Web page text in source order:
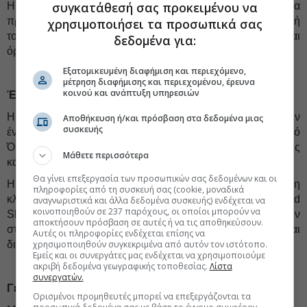
Η ολοκλήρωση της πώλησης αναμένεται να
πραγματοποιηθεί εντός του Μαΐου 2026, με την υπογραφή
του οριστικού συμβολαίου, υπό τις συνήθεις αιρέσεις και
όρους για συναλλαγές αυτού του τύπου.
Έναρξη στρατηγικής συνεργασίας
Η Εταιρεία υπέγραψε την 6η Απριλίου 2026 σύμβαση για την
έναρξη στρατηγικής συνεργασίας με τον διεθνή τεχνολογικό
Όμιλο Skyworth, έναν από τους μεγαλύτερους
κατασκευαστές ηλεκτρικών και ηλεκτρονικών συσκευών.
Η συνεργασία αφορά την αποκλειστική διάθεση
κλιματιστικών και «λευκών» οικιακών συσκευών του brand
Skyworth στην ελληνική αγορά και εντάσσεται στον
στρατηγικό σχεδιασμό της Εταιρείας για την ενίσχυση και
διεύρυνση του προϊοντικού της χαρτοφυλακίου.
Γεωπολιτικό γεγονός – ΔΛΠ 10
συγκατάθεσή σας προκειμένου να
χρησιμοποιήσει τα προσωπικά σας
δεδομένα για:
Εξατομικευμένη διαφήμιση και περιεχόμενο,
μέτρηση διαφήμισης και περιεχομένου, έρευνα
κοινού και ανάπτυξη υπηρεσιών
Αποθήκευση ή/και πρόσβαση στα δεδομένα μιας
συσκευής
Μάθετε περισσότερα
Θα γίνει επεξεργασία των προσωπικών σας δεδομένων και οι
πληροφορίες από τη συσκευή σας (cookie, μοναδικά
αναγνωριστικά και άλλα δεδομένα συσκευής) ενδέχεται να
κοινοποιηθούν σε 237 παρόχους, οι οποίοι μπορούν να
αποκτήσουν πρόσβαση σε αυτές ή να τις αποθηκεύσουν.
Αυτές οι πληροφορίες ενδέχεται επίσης να
χρησιμοποιηθούν συγκεκριμένα από αυτόν τον ιστότοπο.
Εμείς και οι συνεργάτες μας ενδέχεται να χρησιμοποιούμε
ακριβή δεδομένα γεωγραφικής τοποθεσίας. Λίστα
συνεργατών.
Ορισμένοι προμηθευτές μπορεί να επεξεργάζονται τα